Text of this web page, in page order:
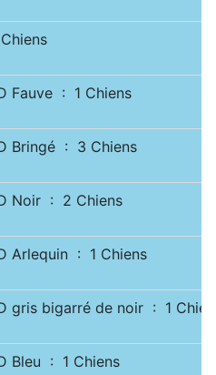
Fauve : 1 Chiens
Bringé : 3 Chiens
Noir : 2 Chiens
Arlequin : 1 Chiens
gris bigarré de noir : 1
Bleu : 1 Chiens